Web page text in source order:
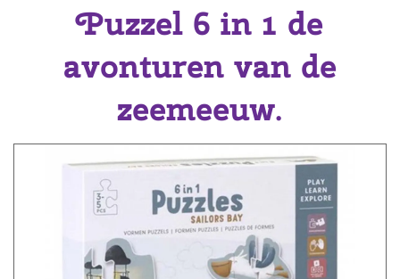
Puzzel 6 in 1 de
avonturen van de
zeemeeuw.